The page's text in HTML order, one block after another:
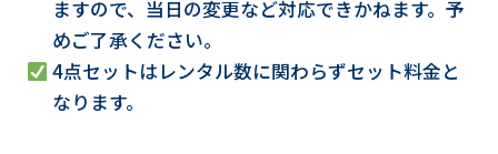
ますので、当日の変更など対応できかねます。予
めご了承ください。
4点セットはレンタル数に関わらずセット料金と
なります。